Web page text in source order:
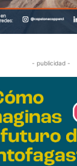
- publicidad -